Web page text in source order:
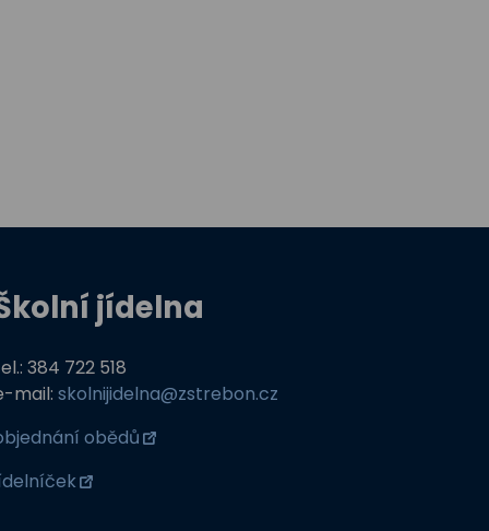
jídelna
384 722 518
mail:skolnijidelna@zstrebon.cz
obědů